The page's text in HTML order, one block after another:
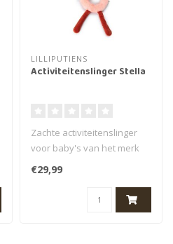
LILLIPUTIENS
Activiteitenslinger Stella
Zachte activiteitenslinger
voor baby's van het merk
Lilliputiens. Deze activitei..
€29,99